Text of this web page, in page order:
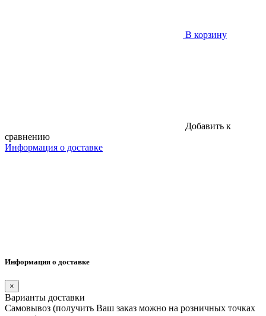
В корзину
Добавить к
сравнению
Информация о доставке
Информация о доставке
×
Варианты доставки
Самовывоз (получить Ваш заказ можно на розничных точках